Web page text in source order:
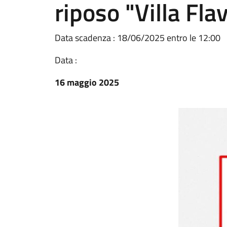
riposo "Villa
Data scadenza : 18/06/2025 entro le 12:00
Data :
16 maggio 2025